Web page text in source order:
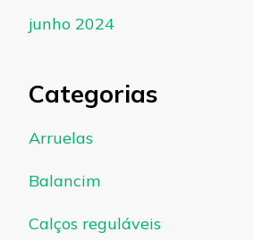
junho 2024
Categorias
Arruelas
Balancim
Calços reguláveis